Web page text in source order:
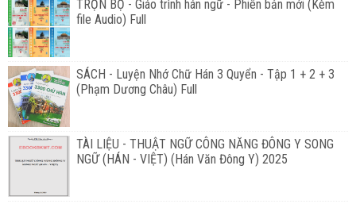
TRỌN BỘ - Giáo trình hán ngữ - Phiên bản mới (Kèm
file Audio) Full
SÁCH - Luyện Nhớ Chữ Hán 3 Quyển - Tập 1 + 2 + 3
(Phạm Dương Châu) Full
TÀI LIỆU - THUẬT NGỮ CÔNG NĂNG ĐÔNG Y SONG
NGỮ (HÁN - VIỆT) (Hán Văn Đông Y) 2025